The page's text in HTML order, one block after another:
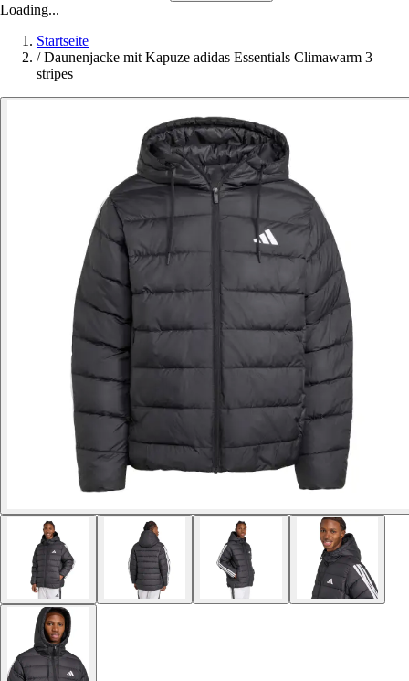
Loading...
Startseite
/ Daunenjacke mit Kapuze adidas Essentials Climawarm 3
stripes